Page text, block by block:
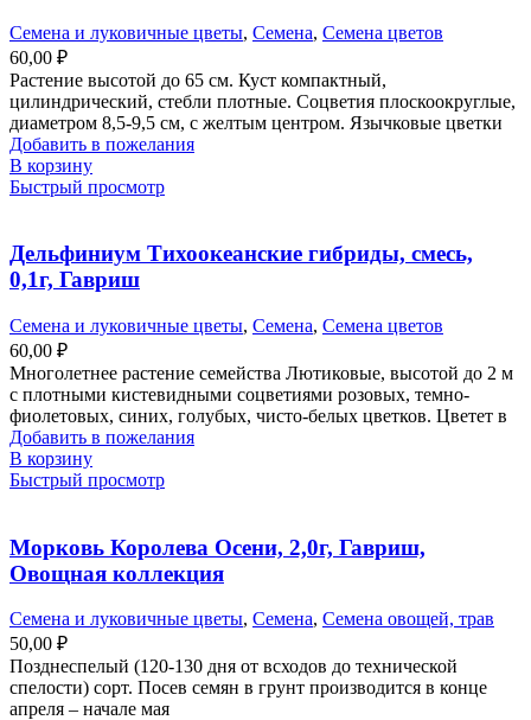
Семена и луковичные цветы, Семена, Семена цветов
60,00 ₽
Растение высотой до 65 см. Куст компактный,
цилиндрический, стебли плотные. Соцветия плоскоокруглые,
диаметром 8,5-9,5 см, с желтым центром. Язычковые цветки
Добавить в пожелания
В корзину
Быстрый просмотр
Дельфиниум Тихоокеанские гибриды, смесь,
0,1г, Гавриш
Семена и луковичные цветы, Семена, Семена цветов
60,00 ₽
Многолетнее растение семейства Лютиковые, высотой до 2 м
с плотными кистевидными соцветиями розовых, темно-
фиолетовых, синих, голубых, чисто-белых цветков. Цветет в
Добавить в пожелания
В корзину
Быстрый просмотр
Морковь Королева Осени, 2,0г, Гавриш,
Овощная коллекция
Семена и луковичные цветы, Семена, Семена овощей, трав
50,00 ₽
Позднеспелый (120-130 дня от всходов до технической
спелости) сорт. Посев семян в грунт производится в конце
апреля – начале мая